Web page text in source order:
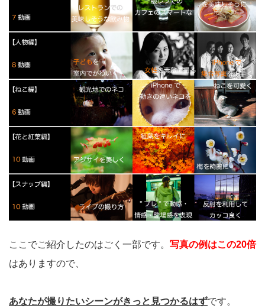
ここでご紹介したのはごく一部です。 写真の例はこの20倍
はありますので、
あなたが撮りたいシーンがきっと見つかるはずです。